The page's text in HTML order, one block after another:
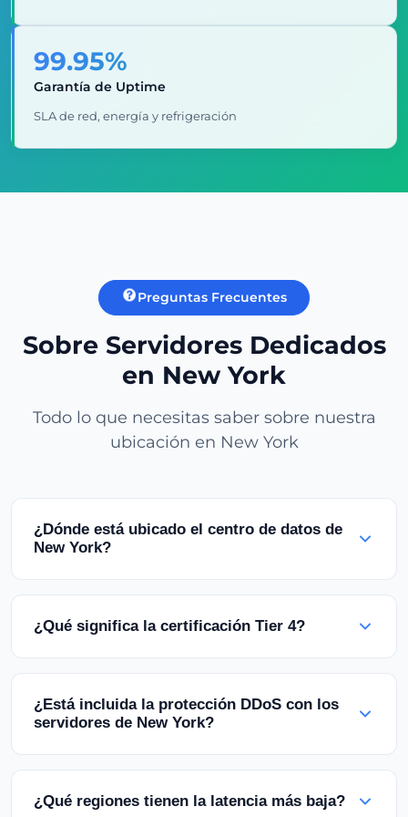
99.95%
Garantía de Uptime
SLA de red, energía y refrigeración
Preguntas Frecuentes
Sobre Servidores Dedicados
en New York
Todo lo que necesitas saber sobre nuestra
ubicación en New York
¿Dónde está ubicado el centro de datos de
New York?
16 Type II. Estamos en el epicentro del tráfico de
internet global con acceso directo a NYIIX y más
¿Qué significa la certificación Tier 4?
arquitectura de redundancia N+2 y compromiso
¿Está incluida la protección DDoS con los
servidores de New York?
empresarial como estándar. Estás protegido por
¿Qué regiones tienen la latencia más baja?